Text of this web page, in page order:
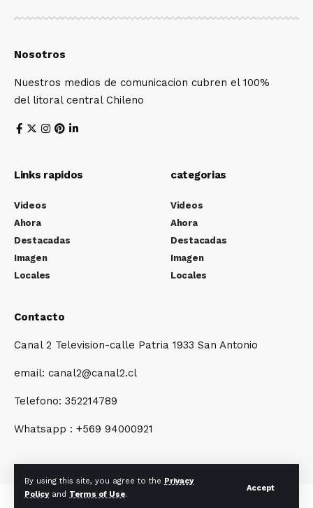
By using this site, you agree to the Privacy
Policyand Terms of Use.
Accept
Nosotros
Nuestros medios de comunicacion cubren el 100%
del litoral central Chileno
Links rapidos
Videos
Ahora
Destacadas
Imagen
Locales
categorias
Videos
Ahora
Destacadas
Imagen
Locales
Contacto
Canal 2 Television-calle Patria 1933 San Antonio
email: canal2@canal2.cl
Telefono: 352214789
Whatsapp : +569 94000921
© Canal2.cl-P.U.L2024. All Rights Reserved.